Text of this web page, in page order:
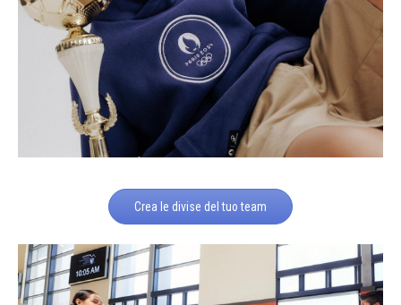
Crea le divise del tuo team